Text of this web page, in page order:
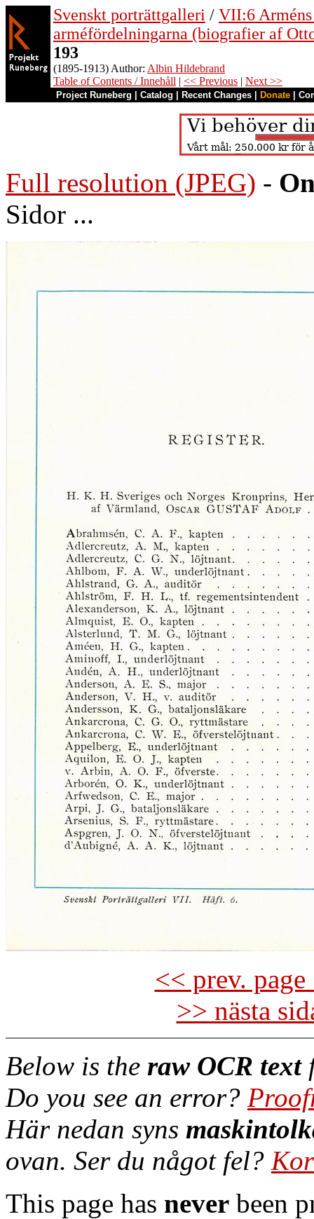
Svenskt porträttgalleri / VII:6
arméfördelningarna (biografier af
193
(1895-1913) Author: Albin Hildebrand
Table of Contents / Innehåll | << Previous | Next >>
Project Runeberg Catalog Recent Changes Donate
Full resolution (JPEG) -
Sidor ...
<< prev.
>> nästa
Below is the raw OCR text
Do you see an error?
Här nedan syns
ovan. Ser du något fel?
This page has never been